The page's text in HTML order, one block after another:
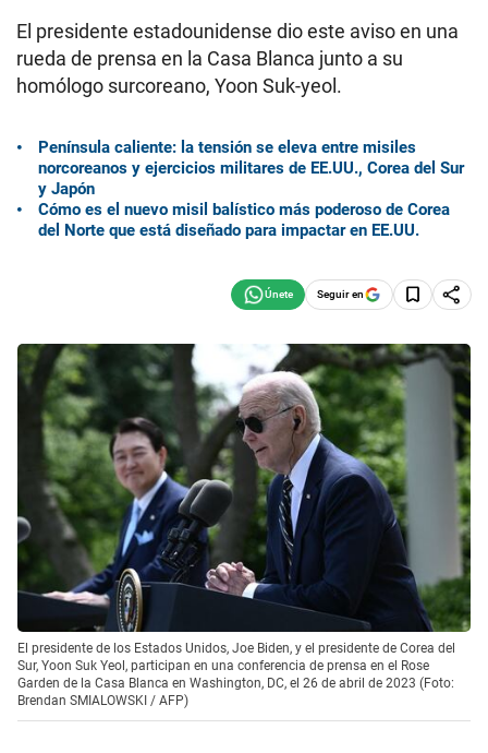
El presidente estadounidense dio este aviso en una
rueda de prensa en la Casa Blanca junto a su
homólogo surcoreano, Yoon Suk-yeol.
Península caliente: la tensión se eleva entre misiles
norcoreanos y ejercicios militares de EE.UU., Corea del Sur
y Japón
Cómo es el nuevo misil balístico más poderoso de Corea
del Norte que está diseñado para impactar en EE.UU.
Seguir en
El presidente de los Estados Unidos, Joe Biden, y el presidente de Corea del
Sur, Yoon Suk Yeol, participan en una conferencia de prensa en el Rose
Garden de la Casa Blanca en Washington, DC, el 26 de abril de 2023 (Foto:
Brendan SMIALOWSKI / AFP)